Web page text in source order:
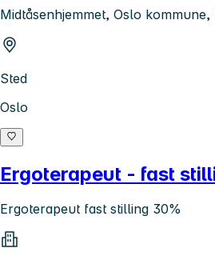
Midtåsenhjemmet, Oslo kommune,
Sted
Oslo
Ergoterapeut - fast
Ergoterapeut fast stilling 30%